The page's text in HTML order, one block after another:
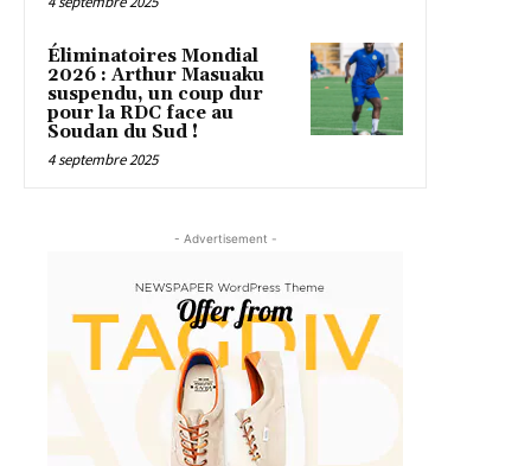
Éliminatoires Mondial
2026 : Arthur Masuaku
suspendu, un coup dur
pour la RDC face au
Soudan du Sud !
4 septembre 2025
- Advertisement -